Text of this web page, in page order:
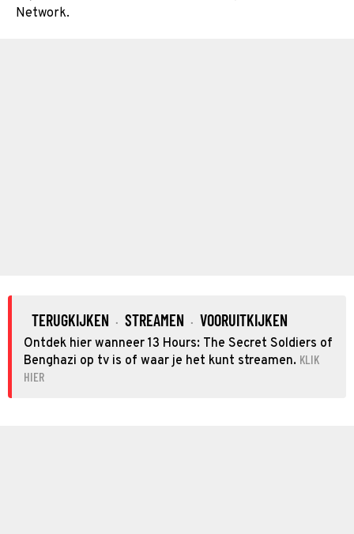
Network.
TERUGKIJKEN · STREAMEN · VOORUITKIJKEN
Ontdek hier wanneer 13 Hours: The Secret Soldiers of
Benghazi op tv is of waar je het kunt streamen. KLIK
HIER